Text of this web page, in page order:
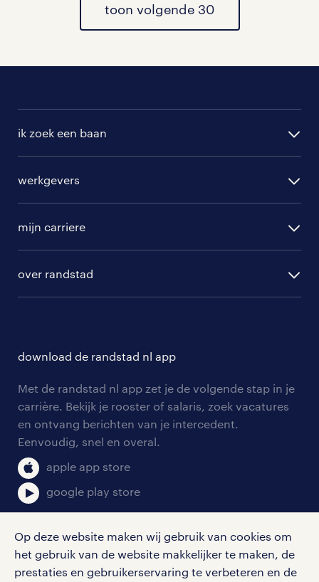
Op deze website maken wij gebruik van cookies om
het gebruik van de website makkelijker te maken, de
prestaties en gebruikerservaring te verbeteren en de
vacatures in Esbeek
Middelbeers
toon volgende 30
ik zoek een baan
randstad professional
randstad digital
werkgevers
hr-diensten
branches
tarieven
personeel gezocht
aanmelden nieuwsbrief
mijn carriere
solliciteren
blogs en artikelen
salarischecker
bruto-netto calculator
over randstad
onze vestigingen
pers
klachten en misstanden
download de randstad nl app
Met de randstad nl app zet je de volgende stap in je
carrière. Bekijk je rooster of salaris, zoek vacatures
en ontvang berichten van je intercedent.
Eenvoudig, snel en overal.
apple app store
google play store
social media